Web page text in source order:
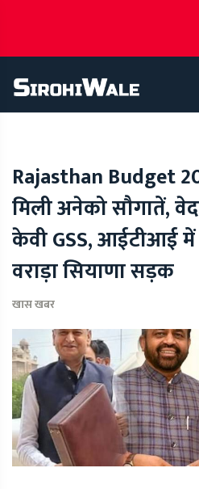
Rajasthan Budget
मिली अनेको सौगातें,
केवी GSS, आईटीआई में
वराड़ा सियाणा सड़क
खास खबर